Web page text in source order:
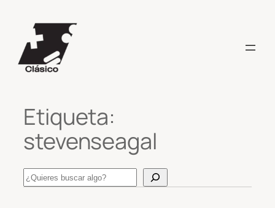
contenido
Etiqueta:
stevenseagal
Search